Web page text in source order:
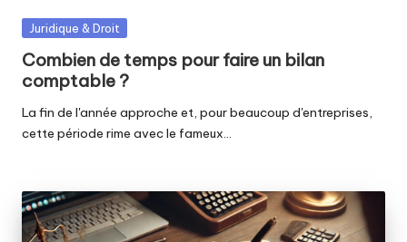
Posted
Juridique & Droit
Combien de temps pour faire un bilan
comptable ?
La fin de l'année approche et, pour beaucoup d'entreprises,
cette période rime avec le fameux…